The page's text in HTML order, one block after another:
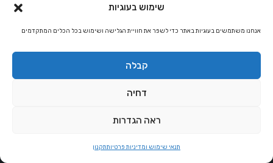
שימוש בעוגיות
אנחנו משתמשים בעוגיות באתר כדי לשפר את חוויית הגלישה ושימוש בכל הכלים המתקדמים
קבלה
דחיה
ראה הגדרות
תנאי שימוש ומדיניות פרטיותתקנון
LLMs